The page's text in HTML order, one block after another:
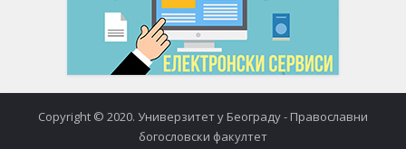
Copyright © 2020. Универзитет у Београду - Православни
богословски факултет